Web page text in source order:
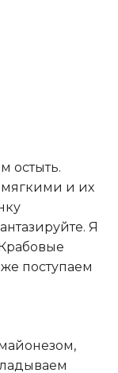
остыть.
мягкими и их
Я
поступаем